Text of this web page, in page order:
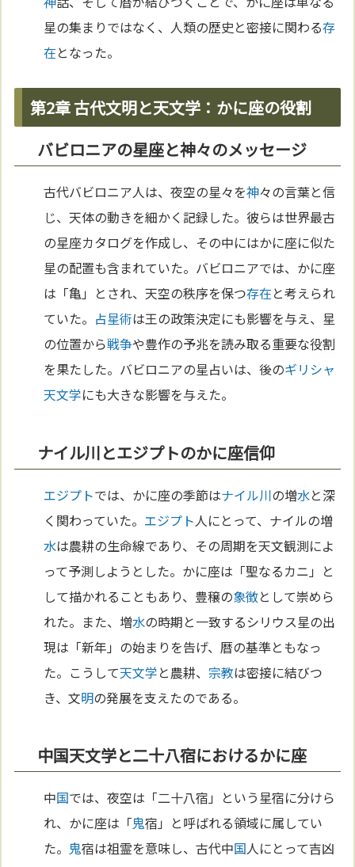
星の集まりではなく、人類の歴史と密接に関わる存
在となった。
第2章 古代文明と天文学：かに座の役割
バビロニアの星座と神々のメッセージ
古代バビロニア人は、夜空の星々を神々の言葉と信
じ、天体の動きを細かく記録した。彼らは世界最古
の星座カタログを作成し、その中にはかに座に似た
星の配置も含まれていた。バビロニアでは、かに座
は「亀」とされ、天空の秩序を保つ存在と考えられ
ていた。 占星術は王の政策決定にも影響を与え、星
の位置から戦争や豊作の予兆を読み取る重要な役割
を果たした。バビロニアの星占いは、後のギリシャ
天文学にも大きな影響を与えた。
ナイル川とエジプトのかに座信仰
エジプトでは、かに座の季節はナイル川の増水と深
く関わっていた。 エジプト人にとって、ナイルの増
水は農耕の生命線であり、その周期を天文観測によ
って予測しようとした。かに座は「聖なるカニ」と
して描かれることもあり、豊穣の象徴として崇めら
れた。また、増水の時期と一致するシリウス星の出
現は「新年」の始まりを告げ、暦の基準ともなっ
た。こうして天文学と農耕、 宗教は密接に結びつ
き、文明の発展を支えたのである。
中国天文学と二十八宿におけるかに座
中国では、夜空は「二十八宿」という星宿に分けら
れ、かに座は「鬼宿」と呼ばれる領域に属してい
た。 鬼宿は祖霊を意味し、古代中国人にとって吉凶